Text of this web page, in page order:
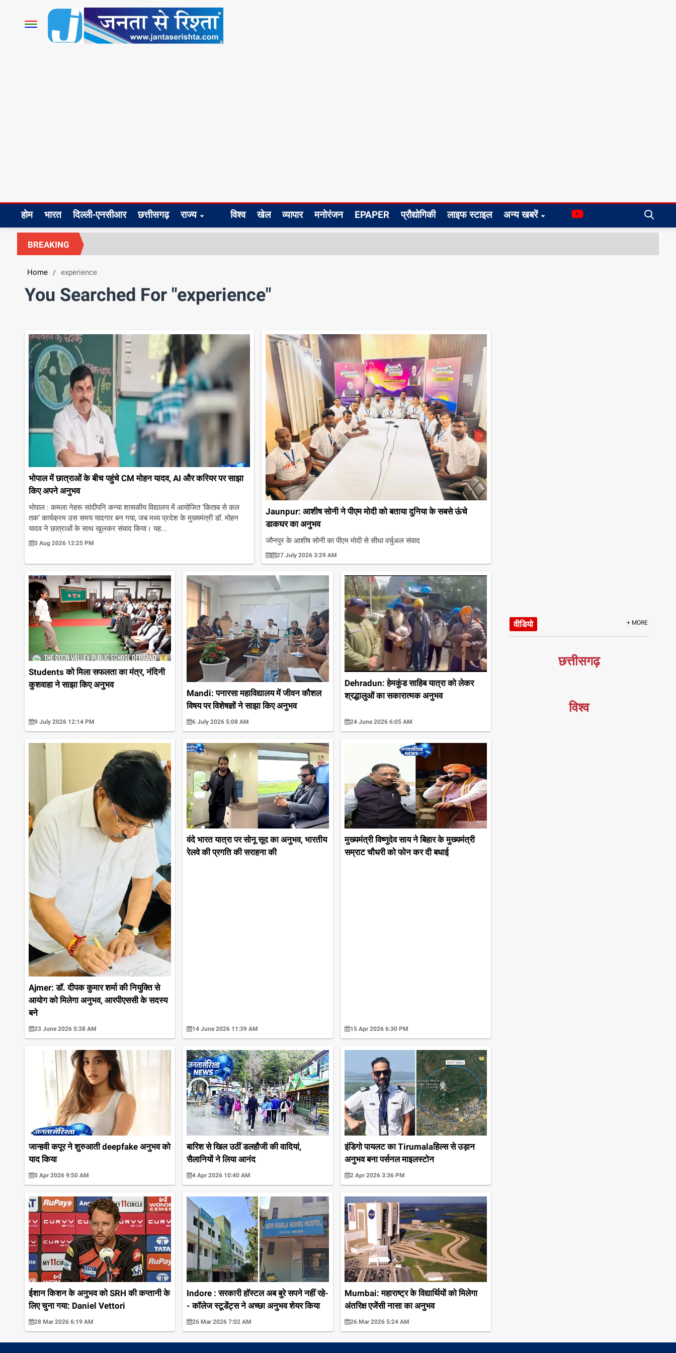
होम भारत दिल्ली-एनसीआर छत्तीसगढ़ राज्य विश्व खेल व्यापार मनोरंजन EPAPER प्रौद्योगिकी लाइफ स्टाइल अन्य खबरें
BREAKING
Home / experience
You Searched For "experience"
भोपाल में छात्राओं के बीच पहुंचे CM मोहन यादव, AI और करियर पर साझा
किए अपने अनुभव
भोपाल : कमला नेहरू सांदीपनि कन्या शासकीय विद्यालय में आयोजित ‘किताब से कल
तक’ कार्यक्रम उस समय यादगार बन गया, जब मध्य प्रदेश के मुख्यमंत्री डॉ. मोहन
यादव ने छात्राओं के साथ खुलकर संवाद किया। यह...
5 Aug 2026 12:25 PM
Jaunpur: आशीष सोनी ने पीएम मोदी को बताया दुनिया के सबसे ऊंचे
डाकघर का अनुभव
जौनपुर के आशीष सोनी का पीएम मोदी से सीधा वर्चुअल संवाद
27 July 2026 3:29 AM
Students को मिला सफलता का मंत्र, नंदिनी
कुशवाहा ने साझा किए अनुभव
9 July 2026 12:14 PM
Mandi: पनारसा महाविद्यालय में जीवन कौशल
विषय पर विशेषज्ञों ने साझा किए अनुभव
6 July 2026 5:08 AM
Dehradun: हेमकुंड साहिब यात्रा को लेकर
श्रद्धालुओं का सकारात्मक अनुभव
24 June 2026 6:05 AM
Ajmer: डॉ. दीपक कुमार शर्मा की नियुक्ति से
आयोग को मिलेगा अनुभव, आरपीएससी के सदस्य
बने
23 June 2026 5:38 AM
वंदे भारत यात्रा पर सोनू सूद का अनुभव, भारतीय
रेलवे की प्रगति की सराहना की
14 June 2026 11:39 AM
मुख्यमंत्री विष्णुदेव साय ने बिहार के मुख्यमंत्री
सम्राट चौधरी को फोन कर दी बधाई
15 Apr 2026 6:30 PM
जान्हवी कपूर ने शुरुआती deepfake अनुभव को
याद किया
5 Apr 2026 9:50 AM
बारिश से खिल उठीं डलहौजी की वादियां,
सैलानियों ने लिया आनंद
4 Apr 2026 10:40 AM
इंडिगो पायलट का Tirumalaहिल्स से उड़ान
अनुभव बना पर्सनल माइलस्टोन
2 Apr 2026 3:36 PM
ईशान किशन के अनुभव को SRH की कप्तानी के
लिए चुना गया: Daniel Vettori
28 Mar 2026 6:19 AM
Indore : सरकारी हॉस्टल अब बुरे सपने नहीं रहे-
- कॉलेज स्टूडेंट्स ने अच्छा अनुभव शेयर किया
26 Mar 2026 7:02 AM
Mumbai: महाराष्ट्र के विद्यार्थियों को मिलेगा
अंतरिक्ष एजेंसी नासा का अनुभव
26 Mar 2026 5:24 AM
वीडियो + MORE
छत्तीसगढ़
विश्व